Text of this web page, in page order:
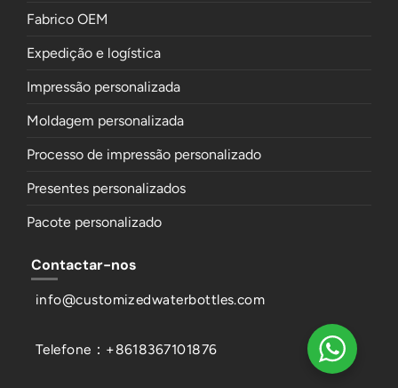
Fabrico OEM
Expedição e logística
Impressão personalizada
Moldagem personalizada
Processo de impressão personalizado
Presentes personalizados
Pacote personalizado
Contactar-nos
info@customizedwaterbottles.com
Telefone：+8618367101876